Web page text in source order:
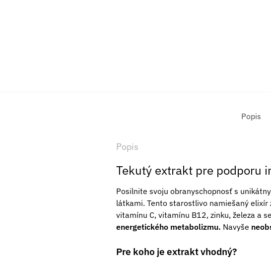
Popis
Popis
Tekutý extrakt pre podporu
Posilnite svoju obranyschopnosť s
látkami. Tento starostlivo namiešaný
vitamínu C, vitamínu B12, zinku, železa a
energetického metabolizmu. Navyše
Pre koho je extrakt vhodný?